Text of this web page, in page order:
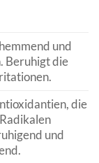
und
Beruhigt die
die
und